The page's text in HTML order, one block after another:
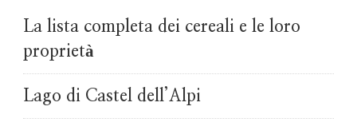
La lista completa dei cereali e le loro
proprietà
Lago di Castel dell’Alpi